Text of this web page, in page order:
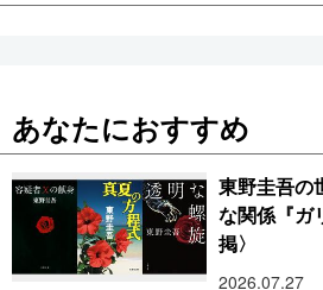
あなたにおすすめ
東野圭吾の
な関係『ガ
掲〉
2026.07.27